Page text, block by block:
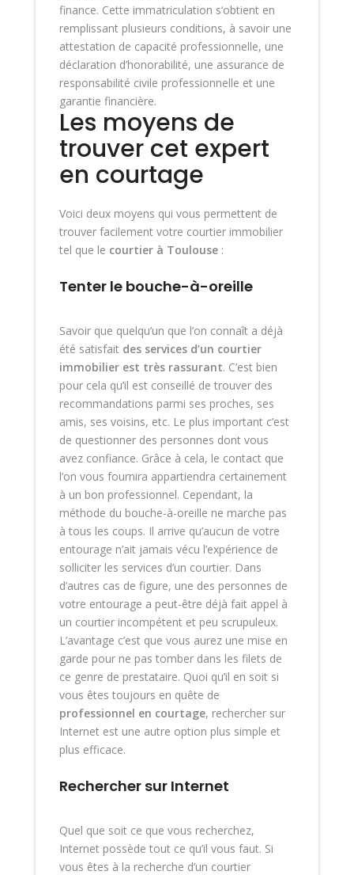
finance. Cette immatriculation s‘obtient en
remplissant plusieurs conditions, à savoir une
attestation de capacité professionnelle, une
déclaration d’honorabilité, une assurance de
responsabilité civile professionnelle et une
garantie financière.
Les moyens de
trouver cet expert
en courtage
Voici deux moyens qui vous permettent de
trouver facilement votre courtier immobilier
tel que le courtier à Toulouse :
Tenter le bouche-à-oreille
Savoir que quelqu’un que l’on connaît a déjà
été satisfait des services d’un courtier
immobilier est très rassurant. C’est bien
pour cela qu’il est conseillé de trouver des
recommandations parmi ses proches, ses
amis, ses voisins, etc. Le plus important c’est
de questionner des personnes dont vous
avez confiance. Grâce à cela, le contact que
l’on vous fournira appartiendra certainement
à un bon professionnel. Cependant, la
méthode du bouche-à-oreille ne marche pas
à tous les coups. Il arrive qu’aucun de votre
entourage n’ait jamais vécu l’expérience de
solliciter les services d’un courtier. Dans
d’autres cas de figure, une des personnes de
votre entourage a peut-être déjà fait appel à
un courtier incompétent et peu scrupuleux.
L’avantage c’est que vous aurez une mise en
garde pour ne pas tomber dans les filets de
ce genre de prestataire. Quoi qu’il en soit si
vous êtes toujours en quête de
professionnel en courtage, rechercher sur
Internet est une autre option plus simple et
plus efficace.
Rechercher sur Internet
Quel que soit ce que vous recherchez,
Internet possède tout ce qu’il vous faut. Si
vous êtes à la recherche d’un courtier